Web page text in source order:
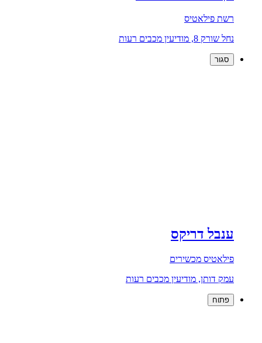
רשת פילאטיס
נחל שורק 8, מודיעין מכבים רעות
סגור
ענבל דריקס
פילאטיס מכשירים
עמק דותן, מודיעין מכבים רעות
פתוח